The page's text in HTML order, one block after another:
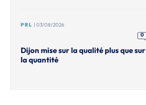
PRL | 03/08/2026
0
Dijon mise sur la qualité plus que sur
la quantité